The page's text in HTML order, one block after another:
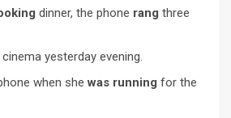
dinner, the phone rang three
yesterday evening.
when shewas running for the